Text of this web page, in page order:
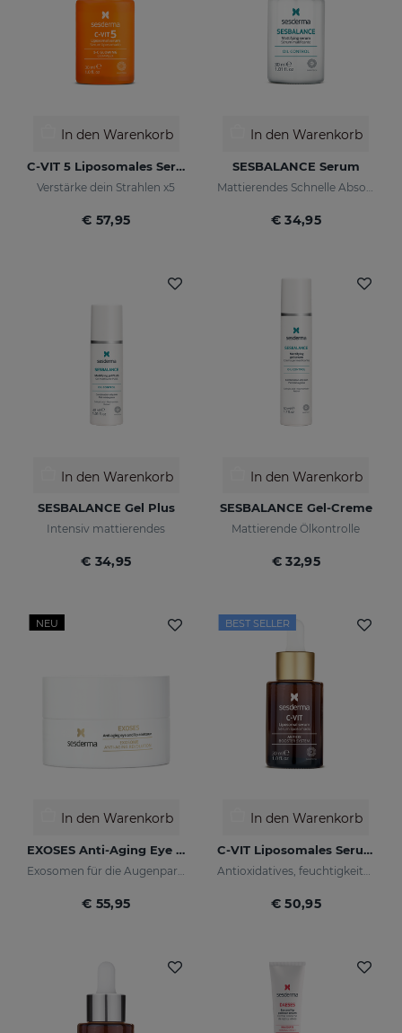
In den Warenkorb
C-VIT 5 Liposomales Serum
Verstärke dein Strahlen x5
€ 57,95
In den Warenkorb
SESBALANCE Serum
€ 34,95
In den Warenkorb
SESBALANCE Gel Plus
Intensiv mattierendes
€ 34,95
In den Warenkorb
SESBALANCE Gel-Creme
Mattierende Ölkontrolle
€ 32,95
NEU
In den Warenkorb
EXOSES Anti-Aging Eye And Lip Contour
€ 55,95
BEST SELLER
In den Warenkorb
C-VIT Liposomales Serum
€ 50,95